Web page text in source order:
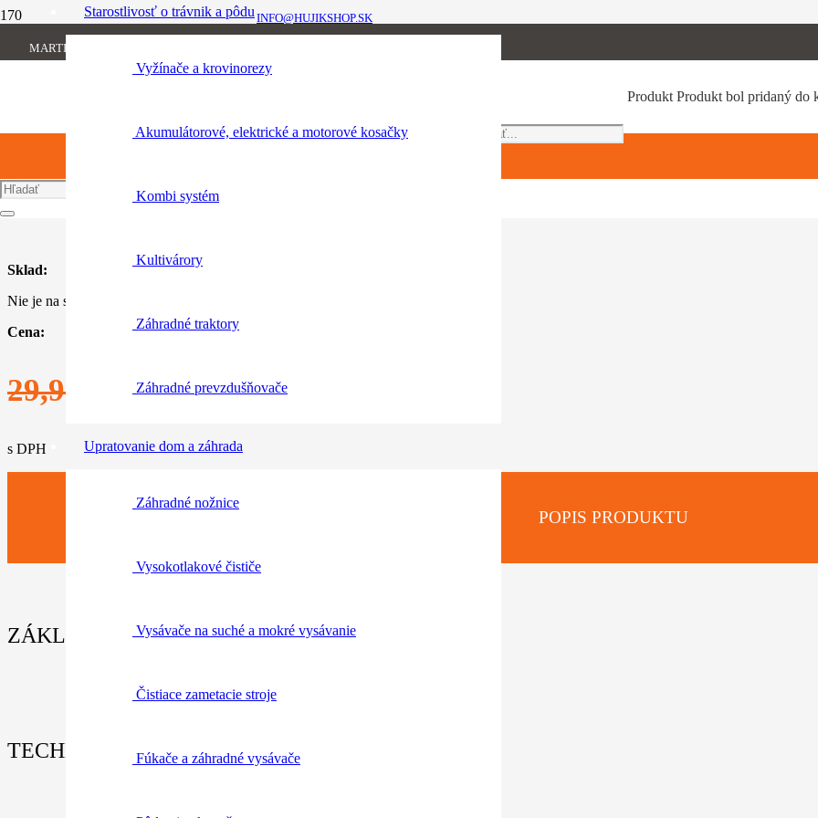
MARTINA RÁZUSA 1134/13, 010 01 ŽILINA
INFO@HUJIKSHOP.SK
+421 904 954 064 Products
search
Produkt Produkt bol pridaný do
Starostlivosť o trávnik a pôdu
Vyžínače a krovinorezy
Akumulátorové, elektrické a motorové kosačky
Kombi systém
Kultivárory
Záhradné traktory
Záhradné prevzdušňovače
Upratovanie dom a záhrada
Záhradné nožnice
Vysokotlakové čističe
Vysávače na suché a mokré vysávanie
Čistiace zametacie stroje
Fúkače a záhradné vysávače
Úvod
Produkt Variant
zimná
Katalógové číslo: 0420 240 0001
Sklad:
Nie je na sklade
Cena:
29,90
Pôvodná
bola:
29,90€.
11,90€Aktuálna
je:
11,90€.
s DPH
POPIS PRODUKTU
ZÁKLADNÉ INFORMÁCIE / PARAMETRE:
TECHNICKÉ ÚDAJE: